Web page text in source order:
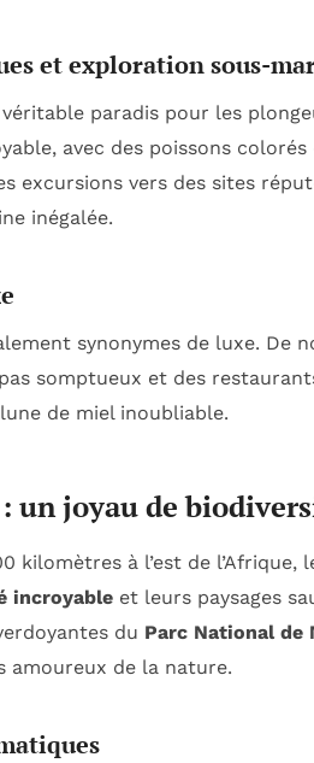
et exploration sous-
paradis pour les
avec des poissons
excursions vers des sites
inégalée.
synonymes de luxe.
somptueux et des
de miel inoubliable.
: un joyau de
kilomètres à l’est de
incroyable et leurs paysages
du Parc National de
amoureux de la nature.